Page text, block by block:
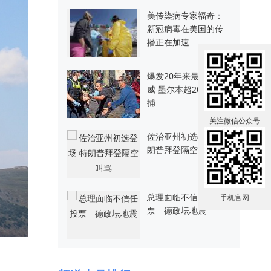
美传染病专家福奇：
新冠病毒在美国的传
播正在加速
爆发20年来最暴力示
威 墨尔本超200人被
捕
佐治亚州初选登场 特
朗普拜登隔空叫骂
总理面临不信任投
票 德政坛地震
关注微信公众号
手机官网